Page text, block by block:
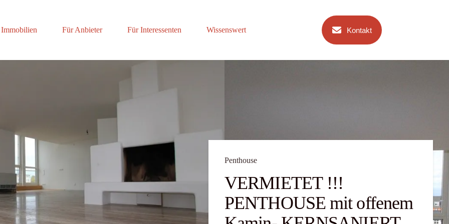
Immobilien Für Anbieter Für Interessenten Wissenswert Kontakt
Penthouse
VERMIETET !!!
PENTHOUSE mit offenem